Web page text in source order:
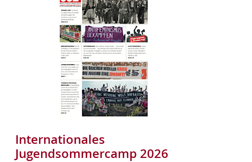
Internationales
Jugendsommercamp 2026